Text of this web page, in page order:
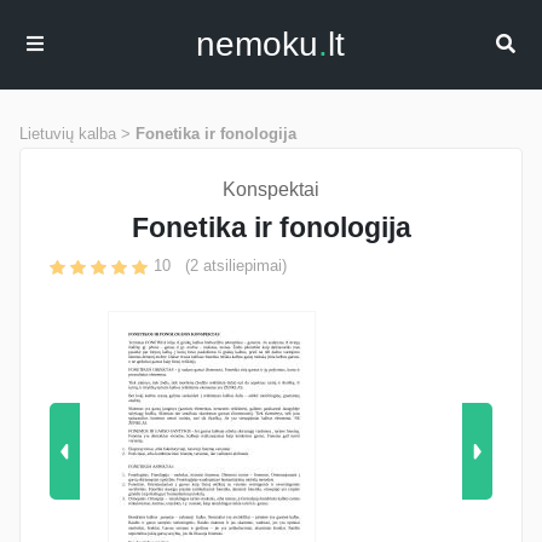
nemoku.lt
Lietuvių kalba > Fonetika ir fonologija
Konspektai
Fonetika ir fonologija
10 (2 atsiliepimai)